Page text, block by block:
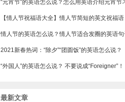
2021新春热词：“除夕”“团圆饭”的英语怎么说？
“外国人”的英语怎么说？ 不要说成“Foreigner”！
最新文章